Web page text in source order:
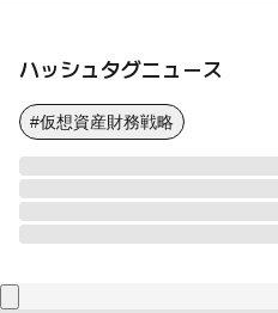
ハッシュタグニュース
#仮想資産財務戦略